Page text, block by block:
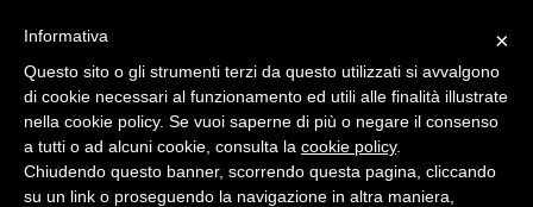
Carrello
Categorie
×
Informativa
Questo sito o gli strumenti terzi da questo utilizzati si avvalgono
di cookie necessari al funzionamento ed utili alle finalità illustrate
nella cookie policy. Se vuoi saperne di più o negare il consenso
a tutti o ad alcuni cookie, consulta la cookie policy.
Chiudendo questo banner, scorrendo questa pagina, cliccando
su un link o proseguendo la navigazione in altra maniera,